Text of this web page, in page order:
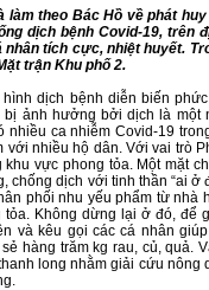
làm theo Bác Hồ về phát
dịch bệnh Covid-19, trên
nhân tích cực, nhiệt huyết.
trận Khu phố 2.
dịch bệnh diễn biến
ảnh hưởng bởi dịch là một
nhiều ca nhiễm Covid-19
với nhiều hộ dân. Với vai trò
khu vực phong tỏa. Một mặt
chống dịch với tinh thần “ai ở
phối nhu yếu phẩm từ nhà
tỏa. Không dừng lại ở đó, để
và kêu gọi các cá nhân
hàng trăm kg rau, củ, quả.
long nhằm giải cứu nông